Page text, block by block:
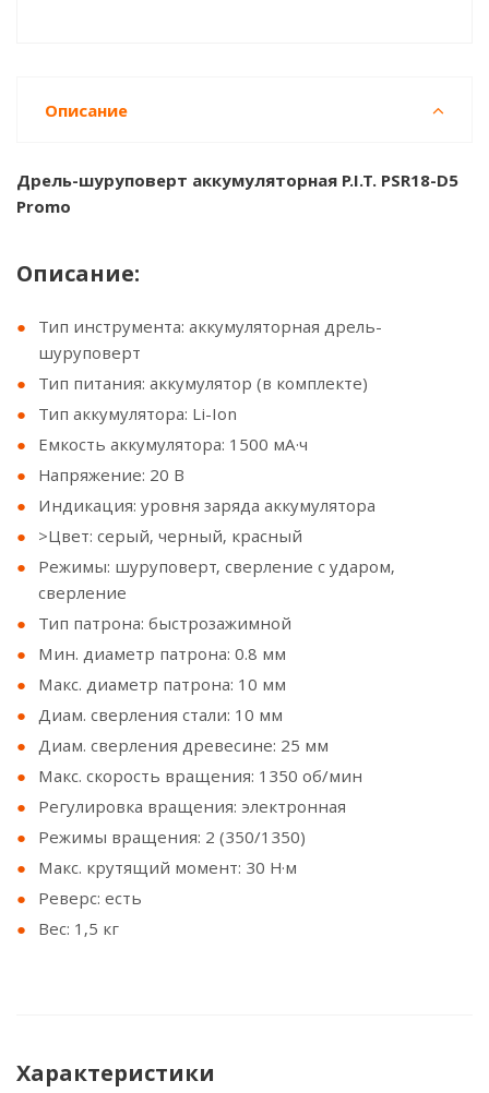
Описание
Дрель-шуруповерт аккумуляторная P.I.T. PSR18-D5
Promo
Описание:
Тип инструмента: аккумуляторная дрель-
шуруповерт
Тип питания: аккумулятор (в комплекте)
Тип аккумулятора: Li-Ion
Емкость аккумулятора: 1500 мА·ч
Напряжение: 20 В
Индикация: уровня заряда аккумулятора
>Цвет: серый, черный, красный
Режимы: шуруповерт, сверление с ударом,
сверление
Тип патрона: быстрозажимной
Мин. диаметр патрона: 0.8 мм
Макс. диаметр патрона: 10 мм
Диам. сверления стали: 10 мм
Диам. сверления древесине: 25 мм
Макс. скорость вращения: 1350 об/мин
Регулировка вращения: электронная
Режимы вращения: 2 (350/1350)
Макс. крутящий момент: 30 Н·м
Реверс: есть
Вес: 1,5 кг
Характеристики